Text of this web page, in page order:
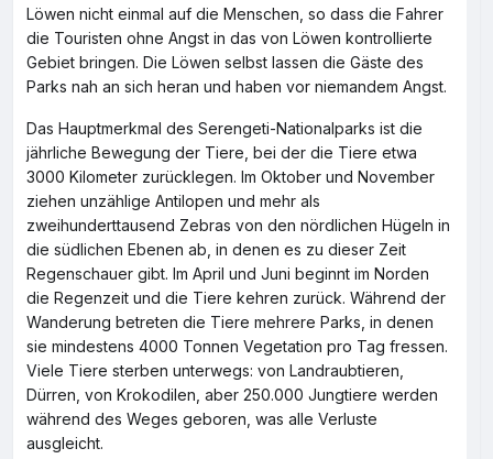
Löwen nicht einmal auf die Menschen, so dass die Fahrer
die Touristen ohne Angst in das von Löwen kontrollierte
Gebiet bringen. Die Löwen selbst lassen die Gäste des
Parks nah an sich heran und haben vor niemandem Angst.
Das Hauptmerkmal des Serengeti-Nationalparks ist die
jährliche Bewegung der Tiere, bei der die Tiere etwa
3000 Kilometer zurücklegen. Im Oktober und November
ziehen unzählige Antilopen und mehr als
zweihunderttausend Zebras von den nördlichen Hügeln in
die südlichen Ebenen ab, in denen es zu dieser Zeit
Regenschauer gibt. Im April und Juni beginnt im Norden
die Regenzeit und die Tiere kehren zurück. Während der
Wanderung betreten die Tiere mehrere Parks, in denen
sie mindestens 4000 Tonnen Vegetation pro Tag fressen.
Viele Tiere sterben unterwegs: von Landraubtieren,
Dürren, von Krokodilen, aber 250.000 Jungtiere werden
während des Weges geboren, was alle Verluste
ausgleicht.